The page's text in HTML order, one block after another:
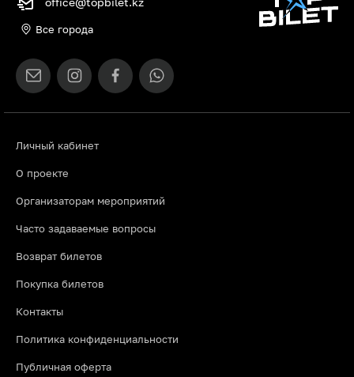
Личный кабинет
О проекте
Организаторам мероприятий
Часто задаваемые вопросы
Возврат билетов
Покупка билетов
Контакты
Политика конфиденциальности
Публичная оферта
Все города